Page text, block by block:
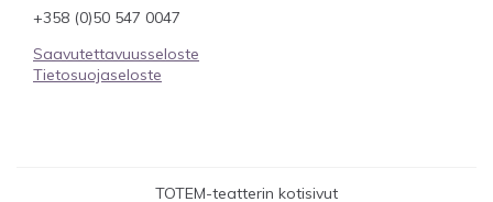
+358 (0)50 547 0047
Saavutettavuusseloste
Tietosuojaseloste
TOTEM-teatterin kotisivut